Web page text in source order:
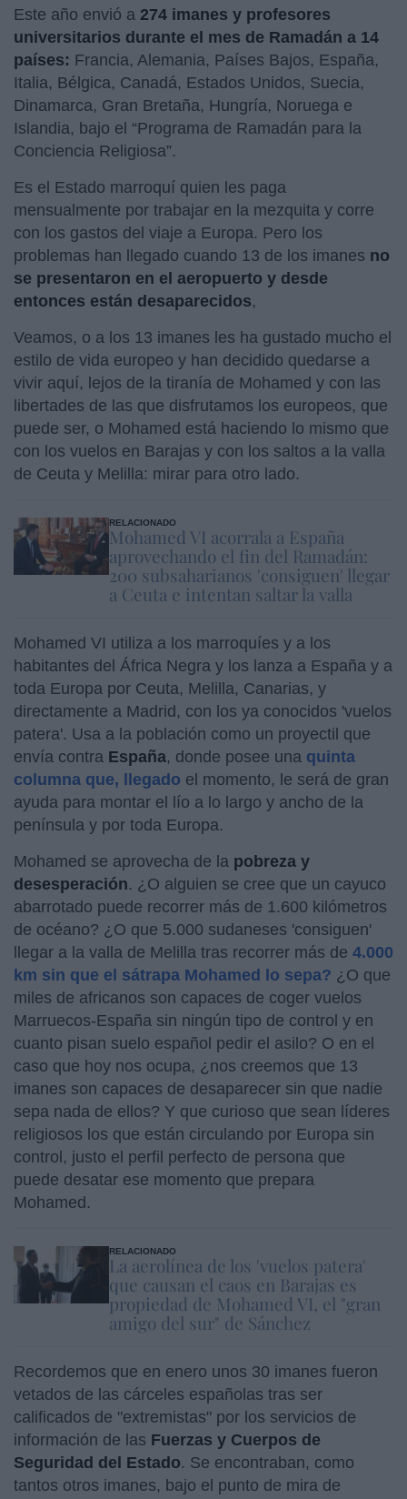
Este año envió a 274 imanes y profesores
universitarios durante el mes de Ramadán a 14
países: Francia, Alemania, Países Bajos, España,
Italia, Bélgica, Canadá, Estados Unidos, Suecia,
Dinamarca, Gran Bretaña, Hungría, Noruega e
Islandia, bajo el “Programa de Ramadán para la
Conciencia Religiosa”.
Es el Estado marroquí quien les paga
mensualmente por trabajar en la mezquita y corre
con los gastos del viaje a Europa. Pero los
problemas han llegado cuando 13 de los imanes no
se presentaron en el aeropuerto y desde
entonces están desaparecidos,
Veamos, o a los 13 imanes les ha gustado mucho el
estilo de vida europeo y han decidido quedarse a
vivir aquí, lejos de la tiranía de Mohamed y con las
libertades de las que disfrutamos los europeos, que
puede ser, o Mohamed está haciendo lo mismo que
con los vuelos en Barajas y con los saltos a la valla
de Ceuta y Melilla: mirar para otro lado.
RELACIONADO
Mohamed VI acorrala a España
aprovechando el fin del Ramadán:
200 subsaharianos 'consiguen' llegar
a Ceuta e intentan saltar la valla
Mohamed VI utiliza a los marroquíes y a los
habitantes del África Negra y los lanza a España y a
toda Europa por Ceuta, Melilla, Canarias, y
directamente a Madrid, con los ya conocidos 'vuelos
patera'. Usa a la población como un proyectil que
envía contra España, donde posee una quinta
columna que, llegado el momento, le será de gran
ayuda para montar el lío a lo largo y ancho de la
península y por toda Europa.
Mohamed se aprovecha de la pobreza y
desesperación. ¿O alguien se cree que un cayuco
abarrotado puede recorrer más de 1.600 kilómetros
de océano? ¿O que 5.000 sudaneses 'consiguen'
llegar a la valla de Melilla tras recorrer más de 4.000
km sin que el sátrapa Mohamed lo sepa? ¿O que
miles de africanos son capaces de coger vuelos
Marruecos-España sin ningún tipo de control y en
cuanto pisan suelo español pedir el asilo? O en el
caso que hoy nos ocupa, ¿nos creemos que 13
imanes son capaces de desaparecer sin que nadie
sepa nada de ellos? Y que curioso que sean líderes
religiosos los que están circulando por Europa sin
control, justo el perfil perfecto de persona que
puede desatar ese momento que prepara
Mohamed.
RELACIONADO
La aerolínea de los 'vuelos patera'
que causan el caos en Barajas es
propiedad de Mohamed VI, el "gran
amigo del sur" de Sánchez
Recordemos que en enero unos 30 imanes fueron
vetados de las cárceles españolas tras ser
calificados de "extremistas" por los servicios de
información de las Fuerzas y Cuerpos de
Seguridad del Estado. Se encontraban, como
tantos otros imanes, bajo el punto de mira de